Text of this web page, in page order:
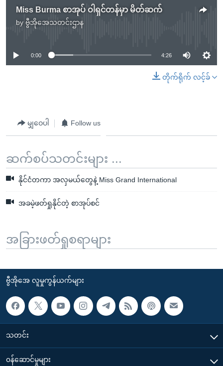
Miss Burma စာအုပ် ဝါရှင်တန်မှာ မိတ်ဆက်
by ဗွီအိုအေသတင်းဌာန
No media source currently available
0:00 4:26
တိုက်ရိုက် လင့်ခ်
မျှဝေပါ Follow us
ဆက်စပ်သတင်းများ ...
နိုင်ငံတကာ အလှမယ်တွေနဲ့ Miss Grand International
အခမဲ့ဖတ်ရှုနိုင်တဲ့ စာအုပ်စင်
အခြားဖတ်ရှုစရာများ
ဗွီအိုအေ လူမှုကွန်ယက်များ
သတင်း
၀န်ဆောင်မှုများ